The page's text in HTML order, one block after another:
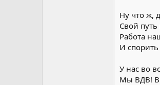
Ну что ж,
Свой
Работа
И
У нас во
Мы ВДВ!